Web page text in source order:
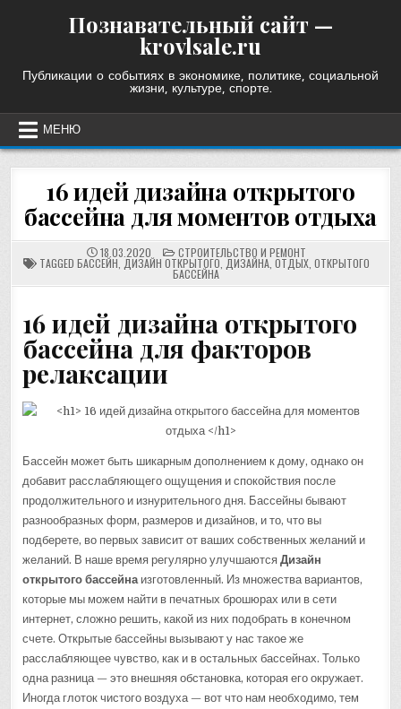
Познавательный сайт —
krovlsale.ru
Публикации о событиях в экономике, политике, социальной
жизни, культуре, спорте.
МЕНЮ
16 идей дизайна открытого
бассейна для моментов отдыха
18.03.2020 POSTED
IN
СТРОИТЕЛЬСТВО И РЕМОНТ
TAGGED БАССЕЙН ДИЗАЙН ОТКРЫТОГО ДИЗАЙНА, ОТДЫХ, ОТКРЫТОГО
БАССЕЙНА
16 идей дизайна открытого
бассейна для факторов
релаксации
Бассейн может быть шикарным дополнением к дому, однако он
добавит расслабляющего ощущения и спокойствия после
продолжительного и изнурительного дня. Бассейны бывают
разнообразных форм, размеров и дизайнов, и то, что вы
подберете, во первых зависит от ваших собственных желаний и
желаний. В наше время регулярно улучшаютсяДизайн
открытого бассейна изготовленный. Из множества вариантов,
которые мы можем найти в печатных брошюрах или в сети
интернет, сложно решить, какой из них подобрать в конечном
счете. Открытые бассейны вызывают у нас такое же
расслабляющее чувство, как и в остальных бассейнах. Только
одна разница — это внешняя обстановка, которая его окружает.
Иногда глоток чистого воздуха — вот что нам необходимо, тем